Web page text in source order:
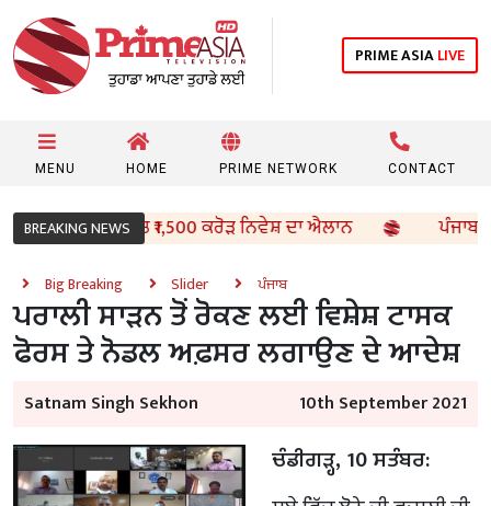
PRIME ASIALIVE
MENU HOME PRIME NETWORK CONTACT
BREAKING NEWS
ਖੇਤਰ ‘ਚ ₹1,500 ਕਰੋੜ ਨਿਵੇਸ਼ ਦਾ ਐਲਾਨ ਪੰਜਾਬ ਦੇ
Big Breaking Slider ਪੰਜਾਬ
ਪਰਾਲੀ ਸਾੜਨ ਤੋਂ ਰੋਕਣ ਲਈ ਵਿਸ਼ੇਸ਼ ਟਾਸਕ
ਫੋਰਸ ਤੇ ਨੋਡਲ ਅਫ਼ਸਰ ਲਗਾਉਣ ਦੇ ਆਦੇਸ਼
Satnam Singh Sekhon 10th September 2021
ਚੰਡੀਗੜ੍ਹ, 10 ਸਤੰਬਰ: